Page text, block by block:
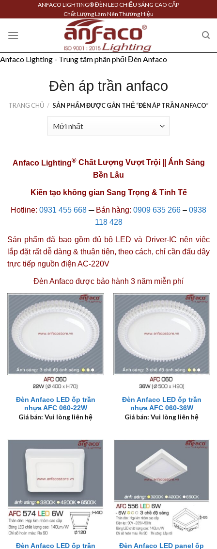
to
content
ANFACO LIGHTING® ĐÈN LED CHIẾU SÁNG CAO CẤP
Chất Lượng Làm Nên Thương Hiệu
Anfaco Lighting - Trung tâm phân phối Đèn Anfaco
Đèn áp trần anfaco
TRANG CHỦ / SẢN PHẨM ĐƯỢC GẮN THẺ “ĐÈN ÁP TRẦN ANFACO”
Anfaco Lighting® Chất Lượng Vượt Trội || Ánh Sáng
Bền Lâu
Kiến tạo không gian Sang Trọng & Tinh Tế
Hotline: 0931 455 668 ─Bán hàng: 0909 635 266 – 0938
118 428
Sản phẩm đã bao gồm đủ bộ LED và Driver-IC nên việc
lắp đặt rất dễ dàng & thuận tiện, theo cách, chỉ cần đấu dây
trực tiếp nguồn điện AC-220V
Đèn Anfaco được bảo hành 3 năm miễn phí
Đèn Anfaco LED ốp trần
nhựa AFC 060-22W
Giá bán: Vui lòng liên hệ
Đèn Anfaco LED ốp trần
nhựa AFC 060-36W
Giá bán: Vui lòng liên hệ
Đèn Anfaco LED ốp trần
Đèn Anfaco LED panel ốp